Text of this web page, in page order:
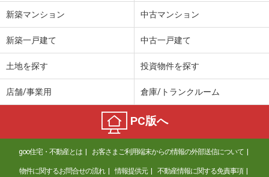
新築マンション 中古マンション
新築一戸建て 中古一戸建て
土地を探す 投資物件を探す
店舗/事業用 倉庫/トランクルーム
PC版へ
goo住宅・不動産とは お客さまご利用端末からの情報の外部送信について
物件に関するお問合せの流れ 情報提供元 不動産情報に関する免責事項